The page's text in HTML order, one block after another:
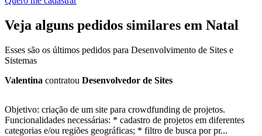
Veja alguns pedidos similares em Natal
Esses são os últimos pedidos para Desenvolvimento de Sites e
Sistemas
Valentina contratou Desenvolvedor de Sites
Objetivo: criação de um site para crowdfunding de projetos.
Funcionalidades necessárias: * cadastro de projetos em diferentes
categorias e/ou regiões geográficas; * filtro de busca por pr...